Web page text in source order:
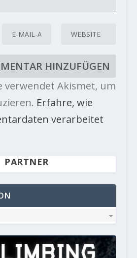
verwendet Akismet, um
Erfahre, wie
verarbeitet
PARTNER